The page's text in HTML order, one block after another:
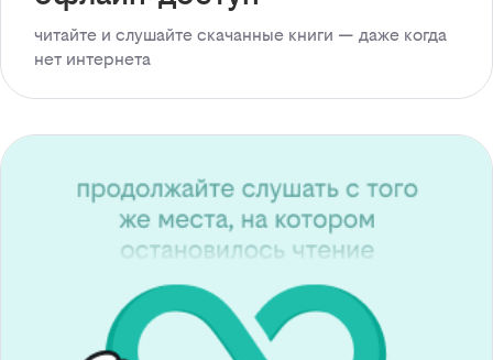
читайте и слушайте скачанные книги — даже когда
нет интернета